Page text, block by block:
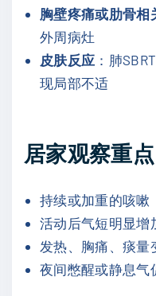
胸壁疼痛或肋骨相
外周病灶
皮肤反应 ：肺
现局部不适
居家观察重点
持续或加重的咳嗽
活动后气短明显增
发热、胸痛、痰量
夜间憋醒或静息气